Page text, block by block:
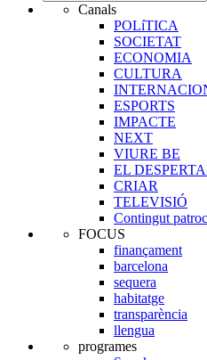
Canals
POLíTICA
SOCIETAT
ECONOMIA
CULTURA
ESPORTS
IMPACTE
NEXT
VIURE BE
EL
CRIAR
TELEVISIÓ
Contingut
FOCUS
finançament
barcelona
sequera
habitatge
transparència
llengua
programes